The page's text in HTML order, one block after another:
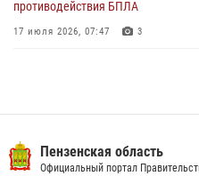
противодействия БПЛА
17 июля 2026, 07:47 3
Пензенский спецназ Росгвардии
этапу «Зарницы 2.0» (видео)
Пензенская область
Официальный портал